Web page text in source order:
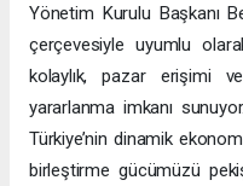
Yönetim Kurulu Başkanı
çerçevesiyle uyumlu
kolaylık, pazar erişimi
yararlanma imkanı
Türkiye’nin dinamik
birleştirme gücümüzü